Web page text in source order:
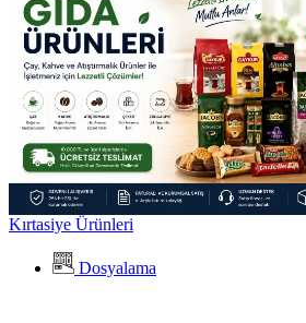
Kırtasiye Ürünleri
Dosyalama